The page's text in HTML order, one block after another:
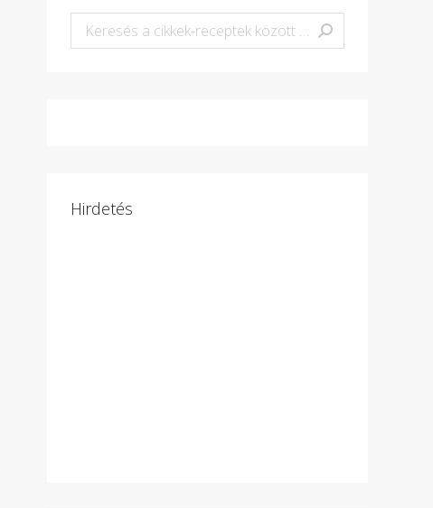
Keresés:
Hirdetés